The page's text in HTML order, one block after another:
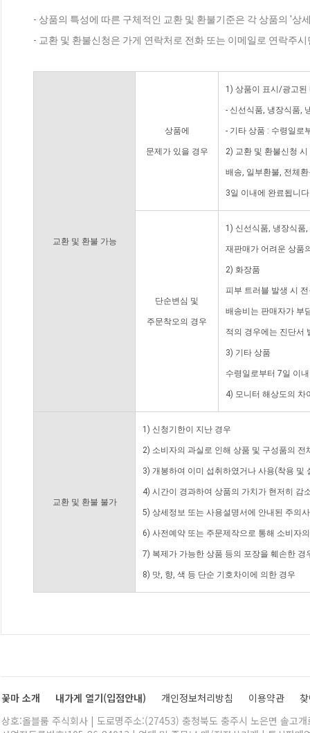
- 상품의 특성에 따른 구체적인 교환 및 환불기준은 각 상품의 '상
- 교환 및 환불신청은 가게 연락처로 전화 또는 이메일로 연락주
교환 및 환불 가능
상품에
문제가 있을 경우
1) 상품이 표시/광고된
- 신선식품, 냉장식품,
- 기타 상품 : 수령일로
2) 교환 및 환불신청
배송, 일부환불, 전체
3일 이내에 완료됩니
단순변심 및
주문착오의 경우
1) 신선식품, 냉장식품
재판매가 어려운 상품
2) 화장품
피부 트러블 발생 시
배송비는 판매자가 부
적의 경우에는 진단서
3) 기타 상품
수령일로부터 7일 이
4) 모니터 해상도의 차
교환 및 환불 불가
1) 신청기한이 지난 경우
2) 소비자의 과실로 인해 상품 및 구성품의
3) 개봉하여 이미 섭취하였거나 사용(착용 및
4) 시간이 경과하여 상품의 가치가 현저히 감
5) 상세정보 또는 사용설명서에 안내된 주의
6) 사전예약 또는 주문제작으로 통해 소비자
7) 복제가 가능한 상품 등의 포장을 훼손한 경
8) 맛, 향, 색 등 단순 기호차이에 의한 경우
꽃마 소개 내가게 열기(입점안내) 개인정보처리방침 이용약관
상호:올블룸 주식회사 | 도로명주소:(27453) 충청북도 충주시 노은면 솔고